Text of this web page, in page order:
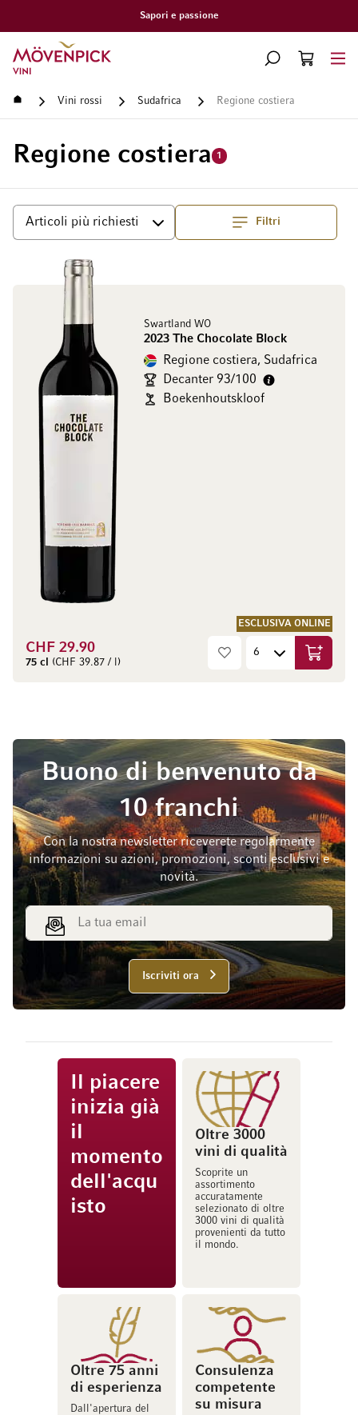
Consegna gratuita a partire da CHF 300.–
Vai alla Home Page
CERCA
CART
Home Vini rossi Sudafrica Regione costiera
Regione costiera 1
Filtri
Ordina per Superiore
Swartland WO
2023 The Chocolate Block
Regione costiera, Sudafrica
Decanter 93/100
Boekenhoutskloof
ESCLUSIVA ONLINE
CHF 29.90
75 cl (CHF 39.87 / l)
Buono di benvenuto da
10 franchi
Con la nostra newsletter riceverete regolarmente
informazioni su azioni, promozioni, sconti esclusivi e
novità.
Indirizzo email
Iscriviti ora
Il piacere
inizia già
il
momento
dell'acqu
isto
Oltre 3000
vini di qualità
Scoprite un
assortimento
accuratamente
selezionato di oltre
3000 vini di qualità
provenienti da tutto
il mondo.
Oltre 75 anni
di esperienza
Dall'apertura del
Consulenza
competente
su misura